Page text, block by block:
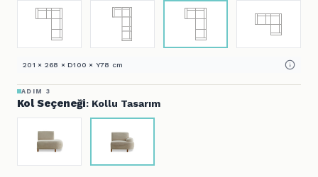
201 × 268 × D100 × Y78 cm
ADIM 3
Kol Seçeneği: Kollu Tasarım